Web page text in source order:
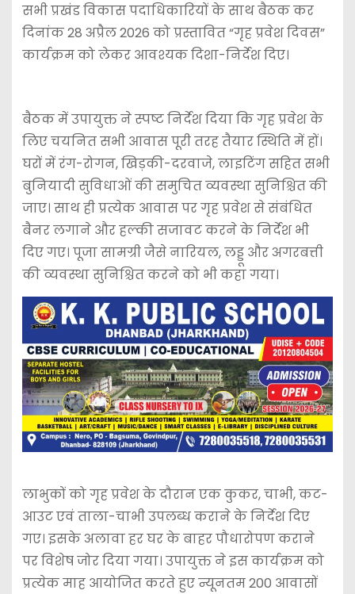
सभी प्रखंड विकास पदाधिकारियों के साथ बैठक कर
दिनांक 28 अप्रैल 2026 को प्रस्तावित “गृह प्रवेश दिवस”
कार्यक्रम को लेकर आवश्यक दिशा-निर्देश दिए।
बैठक में उपायुक्त ने स्पष्ट निर्देश दिया कि गृह प्रवेश के
लिए चयनित सभी आवास पूरी तरह तैयार स्थिति में हों।
घरों में रंग-रोगन, खिड़की-दरवाजे, लाइटिंग सहित सभी
बुनियादी सुविधाओं की समुचित व्यवस्था सुनिश्चित की
जाए। साथ ही प्रत्येक आवास पर गृह प्रवेश से संबंधित
बैनर लगाने और हल्की सजावट करने के निर्देश भी
दिए गए। पूजा सामग्री जैसे नारियल, लड्डू और अगरबत्ती
की व्यवस्था सुनिश्चित करने को भी कहा गया।
लाभुकों को गृह प्रवेश के दौरान एक कुकर, चाभी, कट-
आउट एवं ताला-चाभी उपलब्ध कराने के निर्देश दिए
गए। इसके अलावा हर घर के बाहर पौधारोपण कराने
पर विशेष जोर दिया गया। उपायुक्त ने इस कार्यक्रम को
प्रत्येक माह आयोजित करते हुए न्यूनतम 200 आवासों